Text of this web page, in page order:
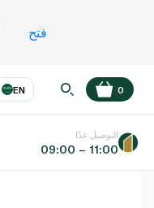
فتح
EN
عر
0
التوصيل غدًا
09:00 – 11:00